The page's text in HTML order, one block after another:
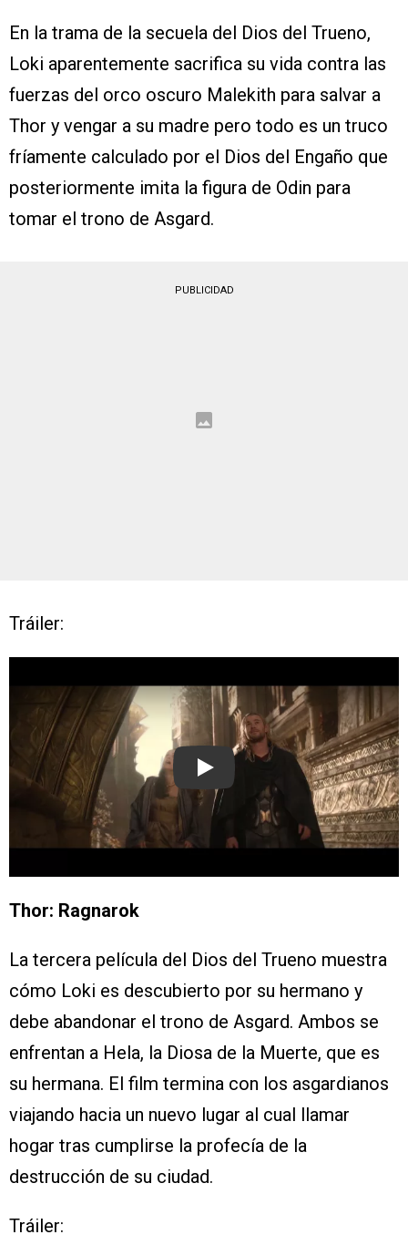
En la trama de la secuela del Dios del Trueno,
Loki aparentemente sacrifica su vida contra las
fuerzas del orco oscuro Malekith para salvar a
Thor y vengar a su madre pero todo es un truco
fríamente calculado por el Dios del Engaño que
posteriormente imita la figura de Odin para
tomar el trono de Asgard.
PUBLICIDAD
Tráiler:
Play
Thor: Ragnarok
La tercera película del Dios del Trueno muestra
cómo Loki es descubierto por su hermano y
debe abandonar el trono de Asgard. Ambos se
enfrentan a Hela, la Diosa de la Muerte, que es
su hermana. El film termina con los asgardianos
viajando hacia un nuevo lugar al cual llamar
hogar tras cumplirse la profecía de la
destrucción de su ciudad.
Tráiler: